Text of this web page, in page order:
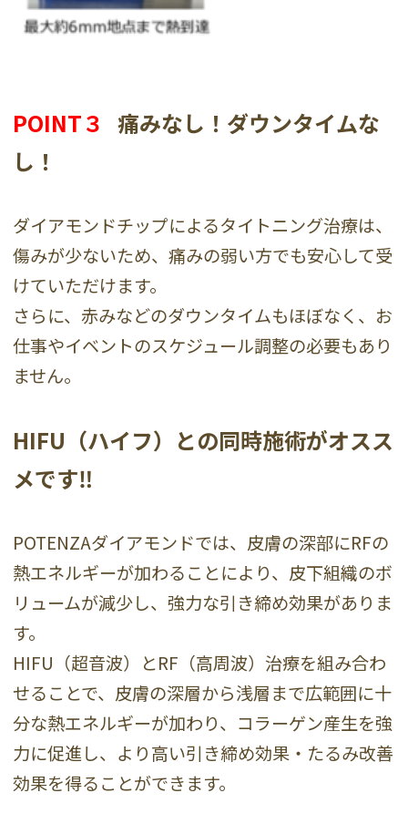
POINT３ 痛みなし！ダウンタイムな
し！
ダイアモンドチップによるタイトニング治療は、
傷みが少ないため、痛みの弱い方でも安心して受
けていただけます。
さらに、赤みなどのダウンタイムもほぼなく、お
仕事やイベントのスケジュール調整の必要もあり
ません。
HIFU（ハイフ）との同時施術がオスス
メです‼️
POTENZAダイアモンドでは、皮膚の深部にRFの
熱エネルギーが加わることにより、皮下組織のボ
リュームが減少し、強力な引き締め効果がありま
す。
HIFU（超音波）とRF（高周波）治療を組み合わ
せることで、皮膚の深層から浅層まで広範囲に十
分な熱エネルギーが加わり、コラーゲン産生を強
力に促進し、より高い引き締め効果・たるみ改善
効果を得ることができます。